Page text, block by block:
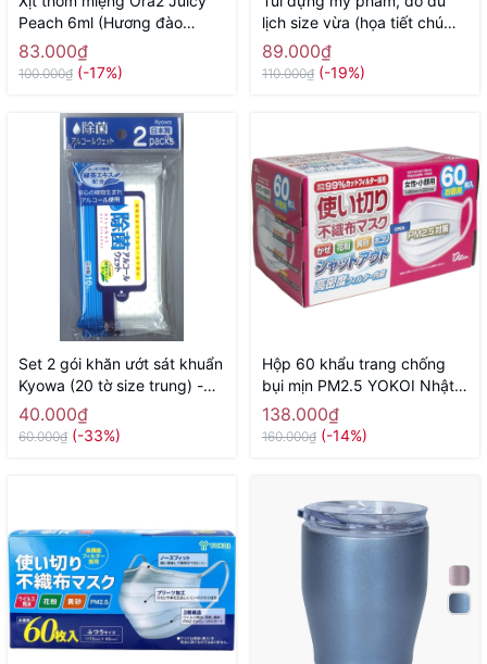
Peach 6ml (Hương đào
mọng nước) - Hàng Nhật
chính hãng
83.000₫
100.000₫ (-17%)
lịch size vừa (họa tiết chú
sóc) - Hàng Nhật nội địa
89.000₫
110.000₫ (-19%)
Set 2 gói khăn ướt sát khuẩn
Kyowa (20 tờ size trung) -
Hàng Nhật nội địa
40.000₫
60.000₫ (-33%)
Hộp 60 khẩu trang chống
bụi mịn PM2.5 YOKOI Nhật
Bản (size nữ, trẻ em) - Hàng
Nhật nội địa
138.000₫
160.000₫ (-14%)